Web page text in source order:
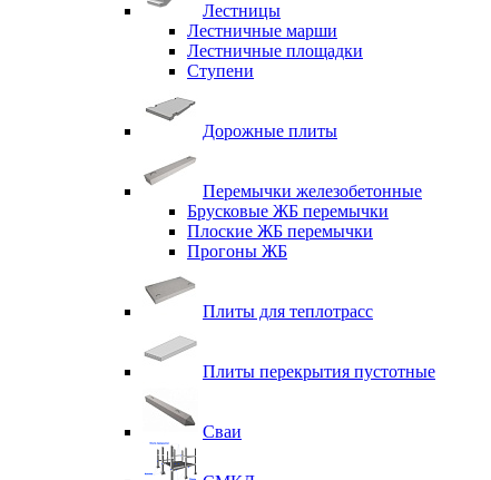
Лестницы
Лестничные марши
Лестничные площадки
Ступени
Дорожные плиты
Перемычки железобетонные
Брусковые ЖБ перемычки
Плоские ЖБ перемычки
Прогоны ЖБ
Плиты для теплотрасс
Плиты перекрытия пустотные
Сваи